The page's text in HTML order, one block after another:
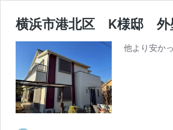
横浜市港北区 K様邸 外
他より安か